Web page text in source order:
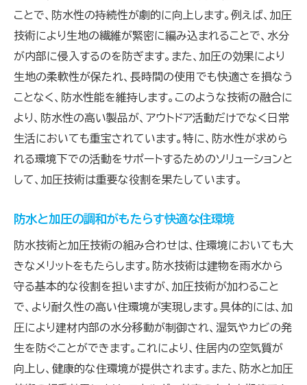
ことで、防水性の持続性が劇的に向上します。例えば、加圧
技術により生地の繊維が緊密に編み込まれることで、水分
が内部に侵入するのを防ぎます。また、加圧の効果により
生地の柔軟性が保たれ、長時間の使用でも快適さを損なう
ことなく、防水性能を維持します。このような技術の融合に
より、防水性の高い製品が、アウトドア活動だけでなく日常
生活においても重宝されています。特に、防水性が求めら
れる環境下での活動をサポートするためのソリューションと
して、加圧技術は重要な役割を果たしています。
防水と加圧の調和がもたらす快適な住環境
防水技術と加圧技術の組み合わせは、住環境においても大
きなメリットをもたらします。防水技術は建物を雨水から
守る基本的な役割を担いますが、加圧技術が加わること
で、より耐久性の高い住環境が実現します。具体的には、加
圧により建材内部の水分移動が制御され、湿気やカビの発
生を防ぐことができます。これにより、住居内の空気質が
向上し、健康的な住環境が提供されます。また、防水と加圧